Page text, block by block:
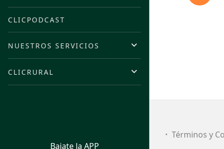
CLICPODCAST
NUESTROS SERVICIOS
CLICRURAL
Bajate la APP
Términos y